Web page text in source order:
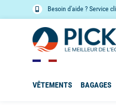
Besoin d'aide ? Service
VÊTEMENTS BAGAGES